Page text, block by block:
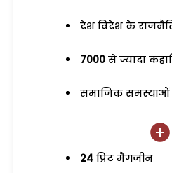
देश विदेश के
7000 से ज्यादा
समाजिक
24 प्रिंट मैगजीन